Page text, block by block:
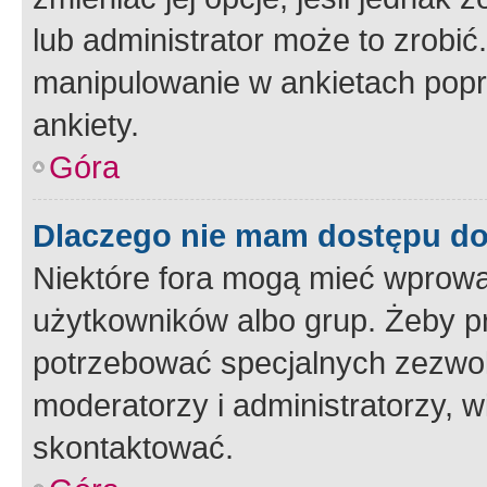
lub administrator może to
manipulowanie w ankietach
ankiety.
Góra
Dlaczego nie mam dostępu
Niektóre fora mogą mieć
użytkowników albo grup. Żeby
potrzebować specjalnych
moderatorzy i administratorzy,
skontaktować.